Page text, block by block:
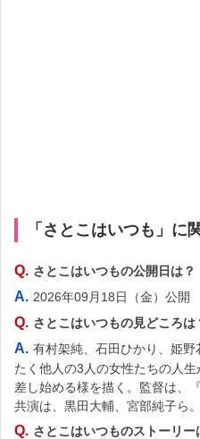
「さとこはいつも」に
Q. さとこはいつもの公開日は？
A. 2026年09月18日（金）公開
Q. さとこはいつもの見どころは
A. 有村架純、石田ひかり、姫野
たく他人の3人の女性たちの人
差し始める様を描く。監督は、
共演は、黒田大輔、宮部純子ら。
Q. さとこはいつものストーリー